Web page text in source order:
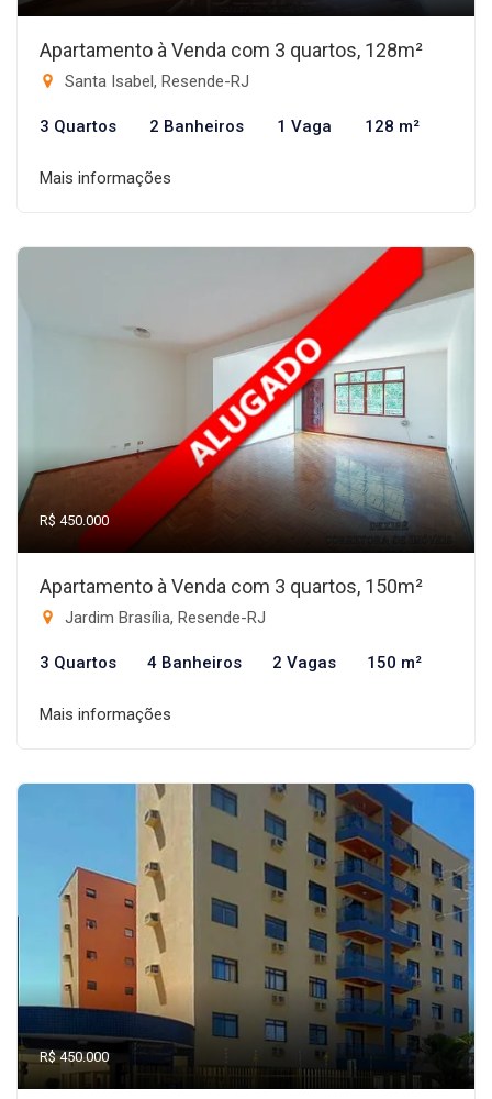
Apartamento à Venda com 3 quartos, 128m²
Santa Isabel, Resende-RJ
3 Quartos 2 Banheiros 1 Vaga 128 m²
Mais informações
R$ 450.000
Apartamento à Venda com 3 quartos, 150m²
Jardim Brasília, Resende-RJ
3 Quartos 4 Banheiros 2 Vagas 150 m²
Mais informações
R$ 450.000